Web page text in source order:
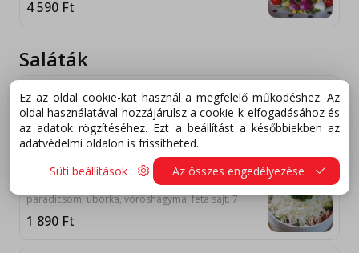
4 590 Ft
Saláták
Sült paprika
marinált, grillezett paprika fokhagymával, fetával tálalva. 7, 12
2 090Ft
Sopszka saláta
paradicsom, uborka, vöröshagyma, feta sajt. 7
1 890 Ft
Ez az oldal cookie-kat használ a megfelelő működéshez. Az
oldal használatával hozzájárulsz a cookie-k elfogadásához és
az adatok rögzítéséhez. Ezt a beállítást a későbbiekben az
adatvédelmi oldalon is frissítheted.
Süti beállítások
Az összes engedélyezése